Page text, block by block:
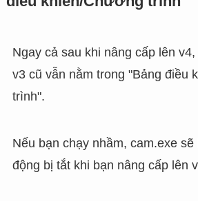
Ngay cả sau khi nâng cấp lên
v3 cũ vẫn nằm trong "Bảng điều
trình".
Nếu bạn chạy nhầm, cam.exe
động bị tắt khi bạn nâng cấp lên